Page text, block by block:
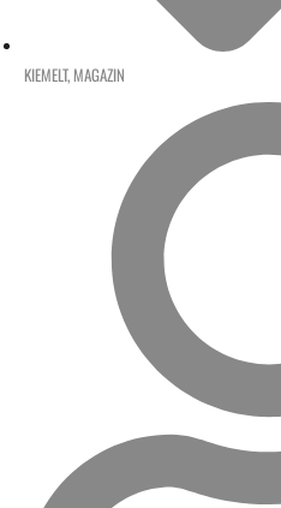
KIEMELT, MAGAZIN